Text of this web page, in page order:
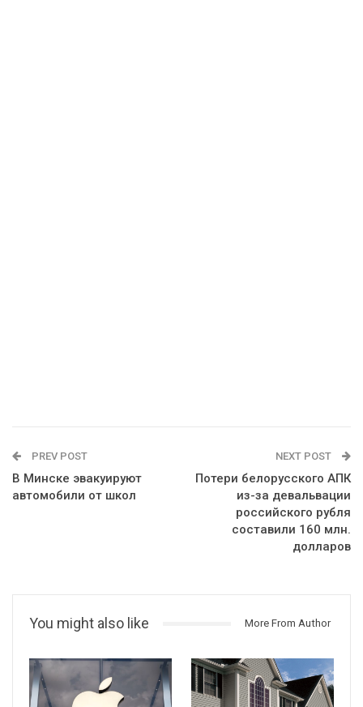
PREV POST
В Минске эвакуируют
автомобили от школ
NEXT POST
Потери белорусского АПК
из-за девальвации
российского рубля
составили 160 млн.
долларов
You might also like More From Author